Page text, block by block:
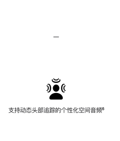
—
适
应
音
频
支持动态头部追踪的个性化空间音频脚
⁶